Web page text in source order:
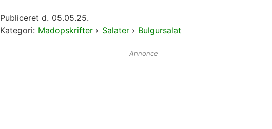
Publiceret d. 05.05.25.
Kategori: Madopskrifter › Salater› Bulgursalat
Annonce